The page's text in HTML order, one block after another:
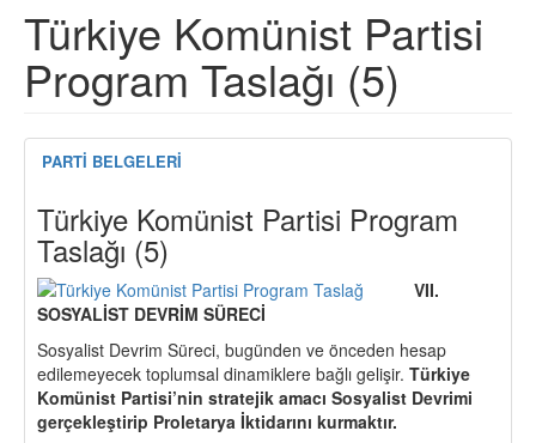
Türkiye Komünist Partisi
Program Taslağı (5)
PARTİ BELGELERİ
Türkiye Komünist Partisi Program
Taslağı (5)
VII.
SOSYALİST DEVRİM SÜRECİ
Sosyalist Devrim Süreci, bugünden ve önceden hesap
edilemeyecek toplumsal dinamiklere bağlı gelişir. Türkiye
Komünist Partisi’nin stratejik amacı Sosyalist Devrimi
gerçekleştirip Proletarya İktidarını kurmaktır.